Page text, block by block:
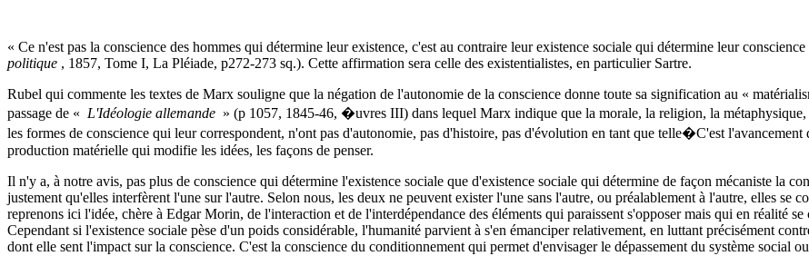
« Ce n'est pas la conscience des hommes qui détermine leur existence, c'est au contraire leur existence sociale qui détermine leur
politique , 1857, Tome I, La Pléiade, p272-273 sq.). Cette affirmation sera celle des existentialistes, en particulier Sartre.
Rubel qui commente les textes de Marx souligne que la négation de l'autonomie de la conscience donne toute sa signification au «
passage de « L'Idéologie allemande » (p 1057, 1845-46, �uvres III) dans lequel Marx indique que la morale, la religion, la métaphysique,
les formes de conscience qui leur correspondent, n'ont pas d'autonomie, pas d'histoire, pas d'évolution en tant que telle�C'est l'avancement
production matérielle qui modifie les idées, les façons de penser.
Il n'y a, à notre avis, pas plus de conscience qui détermine l'existence sociale que d'existence sociale qui détermine de façon mécaniste la
justement qu'elles interfèrent l'une sur l'autre. Selon nous, les deux ne peuvent exister l'une sans l'autre, ou préalablement à l'autre, elles se
reprenons ici l'idée, chère à Edgar Morin, de l'interaction et de l'interdépendance des éléments qui paraissent s'opposer mais qui en réalité
Cependant si l'existence sociale pèse d'un poids considérable, l'humanité parvient à s'en émanciper relativement, en luttant précisément
dont elle sent l'impact sur la conscience. C'est la conscience du conditionnement qui permet d'envisager le dépassement du système social